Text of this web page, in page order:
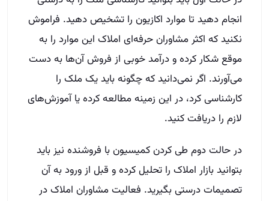
انجام دهید تا موارد اکازیون را تشخیص دهید. فراموش
نکنید که اکثر مشاوران حرفه‌ای املاک این موارد را به
موقع شکار کرده و درآمد خوبی از فروش آن‌ها به دست
می‌آورند. اگر نمی‌دانید که چگونه باید یک ملک را
کارشناسی کرد، در این زمینه مطالعه کرده یا آموزش‌های
لازم را دریافت کنید.
در حالت دوم طی کردن کمیسیون با فروشنده نیز باید
بتوانید بازار املاک را تحلیل کرده و قبل از ورود به آن
تصمیمات درستی بگیرید. فعالیت مشاوران املاک در